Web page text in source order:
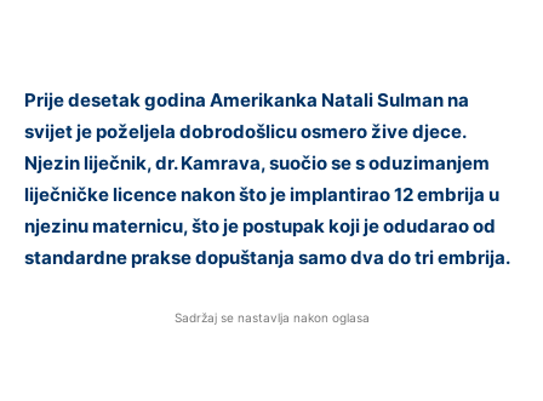
Prije desetak godina Amerikanka Natali Sulman na
svijet je poželjela dobrodošlicu osmero žive djece.
Njezin liječnik, dr. Kamrava, suočio se s oduzimanjem
liječničke licence nakon što je implantirao 12 embrija u
njezinu maternicu, što je postupak koji je odudarao od
standardne prakse dopuštanja samo dva do tri embrija.
Sadržaj se nastavlja nakon oglasa